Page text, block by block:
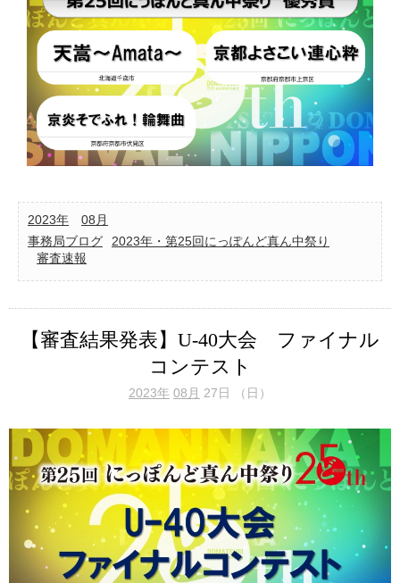
2023年
08月
事務局ブログ
2023年・第25回にっぽんど真ん中祭り
審査速報
【審査結果発表】U-40大会 ファイナル
コンテスト
2023年 08月 27日 （日）